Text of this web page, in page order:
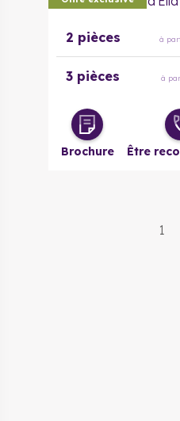
2 pièces à
3 pièces à
Brochure Être
1